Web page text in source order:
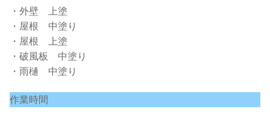
・外壁 上塗
・屋根 中塗り
・屋根 上塗
・破風板 中塗り
・雨樋 中塗り
作業時間